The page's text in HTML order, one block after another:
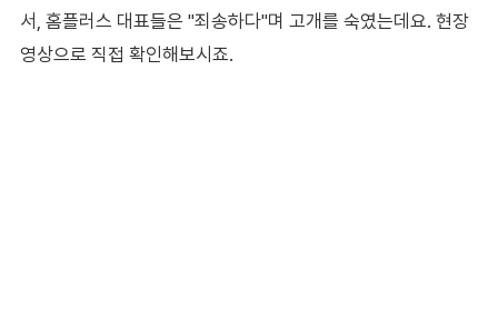
서, 홈플러스 대표들은 "죄송하다"며 고개를 숙였는데요. 현장
영상으로 직접 확인해보시죠.